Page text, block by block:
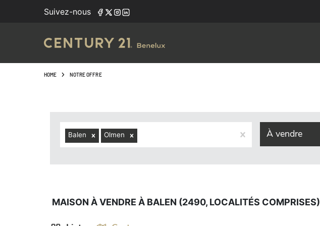
Suivez-nous
HOME NOTRE OFFRE
Balen Olmen À vendre
MAISON À VENDRE À BALEN (2490, LOCALITÉS COMPRISES)
Navigated to Maison à vendre à Balen (2490, localités comprises)